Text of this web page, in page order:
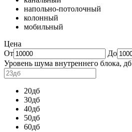
напольно-потолочный
колонный
мобильный
Цена
От
До
Уровень шума внутреннего блока, дб
20дб
30дб
40дб
50дб
60дб